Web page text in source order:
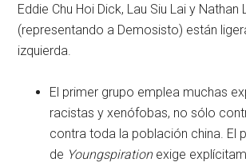
Eddie Chu Hoi Dick, Lau Siu Lai y Nathan
(representando a Demosisto) están
izquierda.
El primer grupo emplea muchas
racistas y xenófobas, no sólo
contra toda la población china. El
de Youngspirationexige